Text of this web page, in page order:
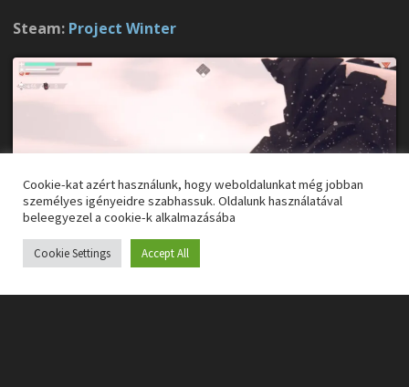
Steam: Project Winter
[h]2. MotherGunShip[/h]
Cookie-kat azért használunk, hogy weboldalunkat még jobban
személyes igényeidre szabhassuk. Oldalunk használatával
beleegyezel a cookie-k alkalmazásába
Cookie Settings Accept All